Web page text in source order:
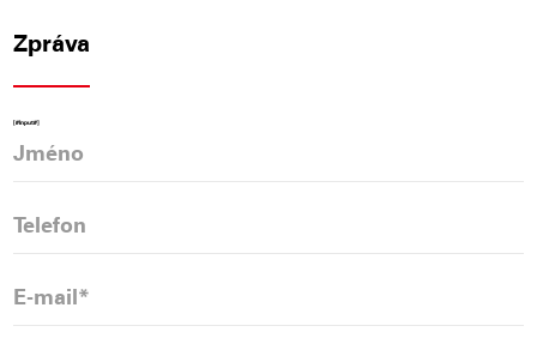
Zpráva
[#Input#]